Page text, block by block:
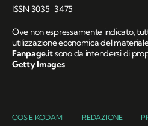
ISSN 3035-3475
Ove non espressamente indicato,
utilizzazione economica del
Fanpage.itsono da intendersi di
Getty Images.
COS'È KODAMI REDAZIONE